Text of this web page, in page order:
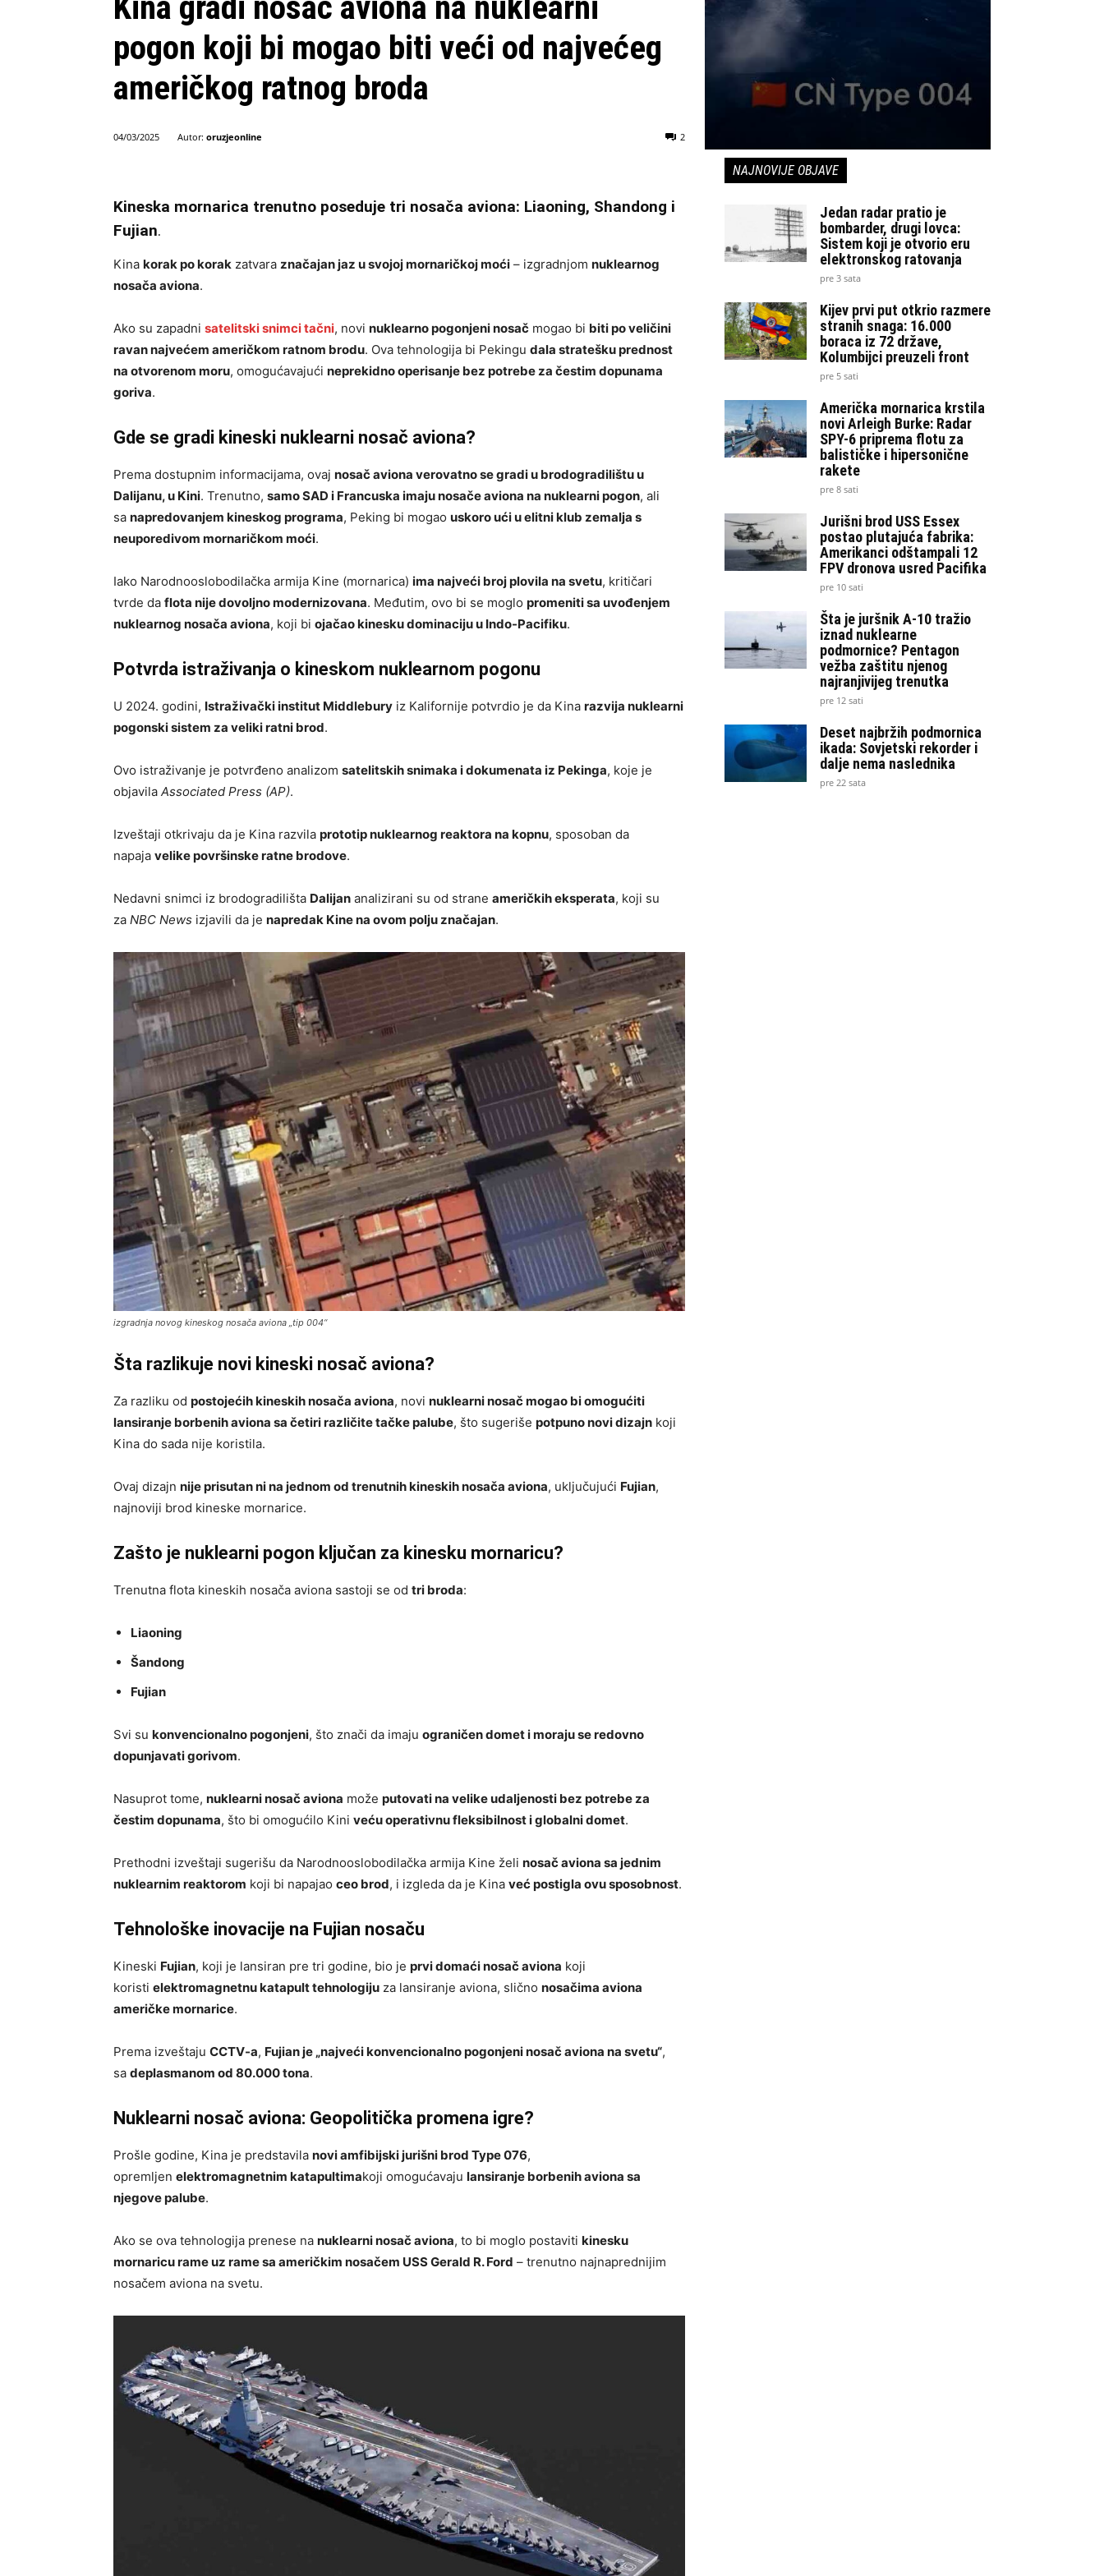
pogon koji bi mogao biti veći od najvećeg
američkog ratnog broda
04/03/2025 Autor: oruzjeonline 2
Kineska mornarica trenutno poseduje tri nosača aviona: Liaoning, Shandong i
Fujian.
Kina korak po korak zatvara značajan jaz u svojoj mornaričkoj moći – izgradnjom nuklearnog
nosača aviona.
Ako su zapadni satelitski snimci tačni, novi nuklearno pogonjeni nosač mogao bi biti po veličini
ravan najvećem američkom ratnom brodu. Ova tehnologija bi Pekingu dala stratešku prednost
na otvorenom moru, omogućavajući neprekidno operisanje bez potrebe za čestim dopunama
goriva.
Gde se gradi kineski nuklearni nosač aviona?
Prema dostupnim informacijama, ovaj nosač aviona verovatno se gradi u brodogradilištu u
Dalijanu, u Kini. Trenutno, samo SAD i Francuska imaju nosače aviona na nuklearni pogon, ali
sa napredovanjem kineskog programa, Peking bi mogao uskoro ući u elitni klub zemalja s
neuporedivom mornaričkom moći.
Iako Narodnooslobodilačka armija Kine (mornarica) ima najveći broj plovila na svetu, kritičari
tvrde da flota nije dovoljno modernizovana. Međutim, ovo bi se moglo promeniti sa uvođenjem
nuklearnog nosača aviona, koji bi ojačao kinesku dominaciju u Indo-Pacifiku.
Potvrda istraživanja o kineskom nuklearnom pogonu
U 2024. godini, Istraživački institut Middlebury iz Kalifornije potvrdio je da Kina razvija nuklearni
pogonski sistem za veliki ratni brod.
Ovo istraživanje je potvrđeno analizom satelitskih snimaka i dokumenata iz Pekinga, koje je
objavila Associated Press (AP).
Izveštaji otkrivaju da je Kina razvila prototip nuklearnog reaktora na kopnu, sposoban da
napaja velike površinske ratne brodove.
Nedavni snimci iz brodogradilišta Dalijan analizirani su od strane američkih eksperata, koji su
za NBC News izjavili da je napredak Kine na ovom polju značajan.
izgradnja novog kineskog nosača aviona „tip 004“
Šta razlikuje novi kineski nosač aviona?
Za razliku od postojećih kineskih nosača aviona, novi nuklearni nosač mogao bi omogućiti
lansiranje borbenih aviona sa četiri različite tačke palube, što sugeriše potpuno novi dizajn koji
Kina do sada nije koristila.
Ovaj dizajn nije prisutan ni na jednom od trenutnih kineskih nosača aviona, uključujući Fujian,
najnoviji brod kineske mornarice.
Zašto je nuklearni pogon ključan za kinesku mornaricu?
Trenutna flota kineskih nosača aviona sastoji se od tri broda:
Liaoning
Šandong
Fujian
Svi su konvencionalno pogonjeni, što znači da imaju ograničen domet i moraju se redovno
dopunjavati gorivom.
Nasuprot tome, nuklearni nosač aviona može putovati na velike udaljenosti bez potrebe za
čestim dopunama, što bi omogućilo Kini veću operativnu fleksibilnost i globalni domet.
Prethodni izveštaji sugerišu da Narodnooslobodilačka armija Kine želi nosač aviona sa jednim
nuklearnim reaktorom koji bi napajao ceo brod, i izgleda da je Kina već postigla ovu sposobnost.
Tehnološke inovacije na Fujian nosaču
Kineski Fujian, koji je lansiran pre tri godine, bio je prvi domaći nosač aviona koji
koristi elektromagnetnu katapult tehnologiju za lansiranje aviona, slično nosačima aviona
američke mornarice.
Prema izveštaju CCTV-a, Fujian je „najveći konvencionalno pogonjeni nosač aviona na svetu“,
sa deplasmanom od 80.000 tona.
Nuklearni nosač aviona: Geopolitička promena igre?
Prošle godine, Kina je predstavila novi amfibijski jurišni brod Type 076,
opremljen elektromagnetnim katapultimakoji omogućavaju lansiranje borbenih aviona sa
njegove palube.
Ako se ova tehnologija prenese na nuklearni nosač aviona, to bi moglo postaviti kinesku
mornaricu rame uz rame sa američkim nosačem USS Gerald R. Ford – trenutno najnaprednijim
nosačem aviona na svetu.
NAJNOVIJE OBJAVE
Jedan radar pratio je
bombarder, drugi lovca:
Sistem koji je otvorio eru
elektronskog ratovanja
pre 3 sata
Kijev prvi put otkrio razmere
stranih snaga: 16.000
boraca iz 72 države,
Kolumbijci preuzeli front
pre 5 sati
Američka mornarica krstila
novi Arleigh Burke: Radar
SPY-6 priprema flotu za
balističke i hipersonične
rakete
pre 8 sati
Jurišni brod USS Essex
postao plutajuća fabrika:
Amerikanci odštampali 12
FPV dronova usred Pacifika
pre 10 sati
Šta je juršnik A-10 tražio
iznad nuklearne
podmornice? Pentagon
vežba zaštitu njenog
najranjivijeg trenutka
pre 12 sati
Deset najbržih podmornica
ikada: Sovjetski rekorder i
dalje nema naslednika
pre 22 sata